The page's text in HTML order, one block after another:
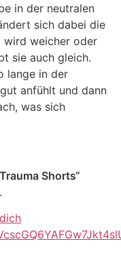
in der neutralen
sich dabei die
wird weicher oder
sie auch gleich.
lange in der
anfühlt und dann
was sich
Shorts“